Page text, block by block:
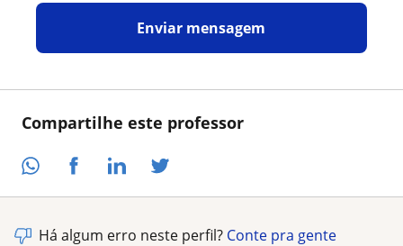
Compartilhe este professor
Enviar mensagem
Há algum erro neste perfil? Conte pra gente